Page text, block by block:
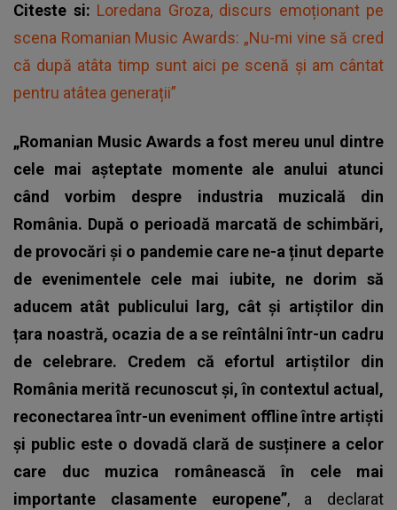
Citeste si: Loredana Groza, discurs emoționant pe
scena Romanian Music Awards: „Nu-mi vine să cred
că după atâta timp sunt aici pe scenă și am cântat
pentru atâtea generații”
„Romanian Music Awards a fost mereu unul dintre
cele mai așteptate momente ale anului atunci
când vorbim despre industria muzicală din
România. După o perioadă marcată de schimbări,
de provocări și o pandemie care ne-a ținut departe
de evenimentele cele mai iubite, ne dorim să
aducem atât publicului larg, cât și artiștilor din
țara noastră, ocazia de a se reîntâlni într-un cadru
de celebrare. Credem că efortul artiștilor din
România merită recunoscut și, în contextul actual,
reconectarea într-un eveniment offline între artiști
și public este o dovadă clară de susținere a celor
care duc muzica românească în cele mai
importante clasamente europene”, a declarat